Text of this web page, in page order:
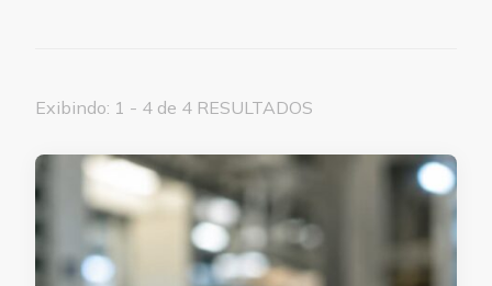
Exibindo: 1 - 4 de 4 RESULTADOS